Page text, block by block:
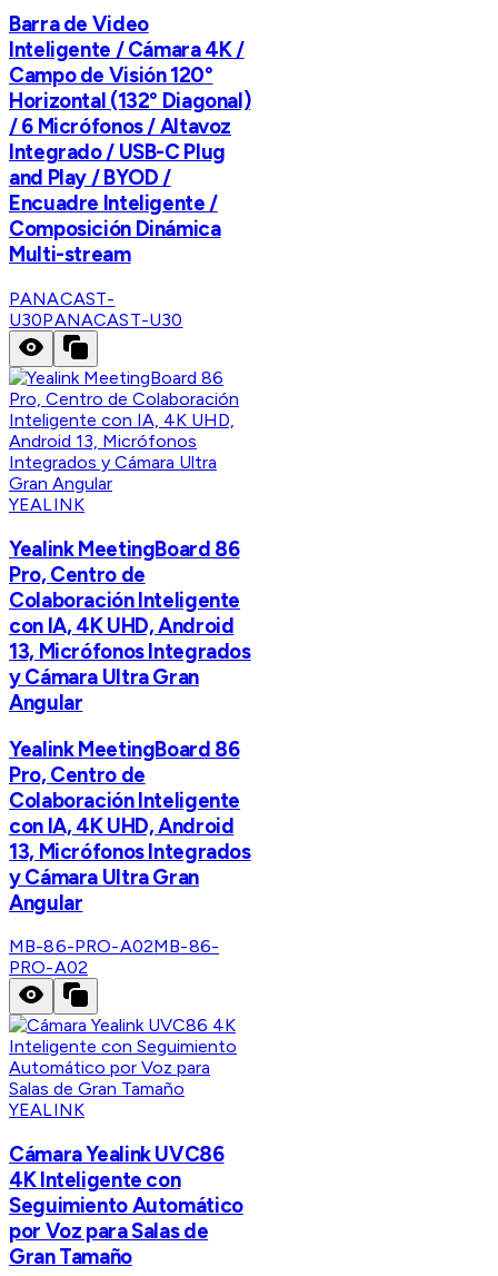
Barra de Video
Inteligente / Cámara 4K /
Campo de Visión 120°
Horizontal (132° Diagonal)
/ 6 Micrófonos / Altavoz
Integrado / USB-C Plug
and Play / BYOD /
Encuadre Inteligente /
Composición Dinámica
Multi-stream
PANACAST-
U30PANACAST-U30
YEALINK
Yealink MeetingBoard 86
Pro, Centro de
Colaboración Inteligente
con IA, 4K UHD, Android
13, Micrófonos Integrados
y Cámara Ultra Gran
Angular
Yealink MeetingBoard 86
Pro, Centro de
Colaboración Inteligente
con IA, 4K UHD, Android
13, Micrófonos Integrados
y Cámara Ultra Gran
Angular
MB-86-PRO-A02MB-86-
PRO-A02
YEALINK
Cámara Yealink UVC86
4K Inteligente con
Seguimiento Automático
por Voz para Salas de
Gran Tamaño